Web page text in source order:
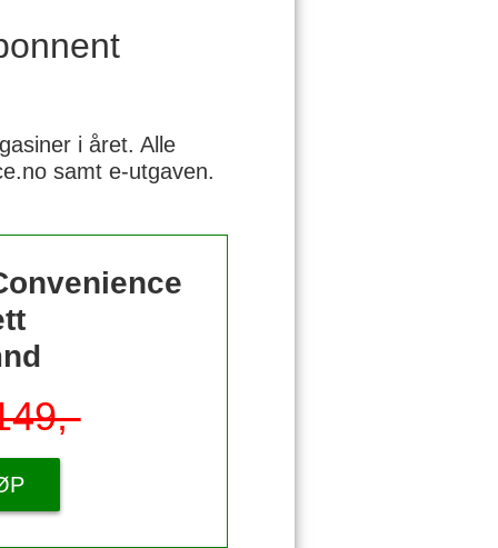
i året. Alle
samt e-utgaven.